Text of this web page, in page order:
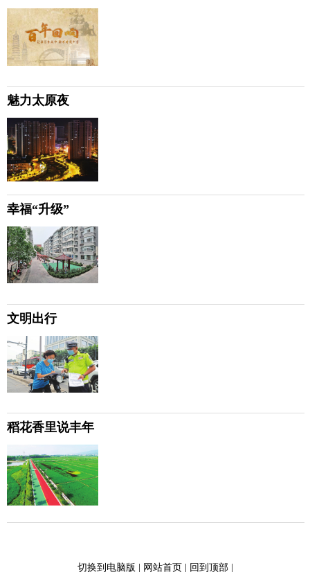
魅力太原夜
幸福“升级”
文明出行
稻花香里说丰年
切换到电脑版 | 网站首页| 回到顶部|